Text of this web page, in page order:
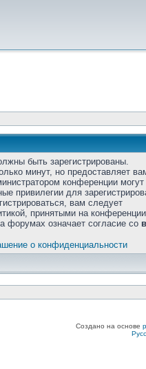
быть зарегистрированы.
минут, но предоставляет
конференции
привилегии для
вам следует
принятыми на
форумах означает согласие со
о конфиденциальности
Создано на основе